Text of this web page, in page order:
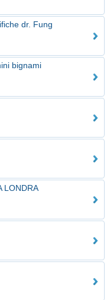
dr. Fung
bignami
LONDRA